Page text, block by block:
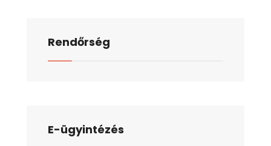
Rendőrség
E-ügyintézés